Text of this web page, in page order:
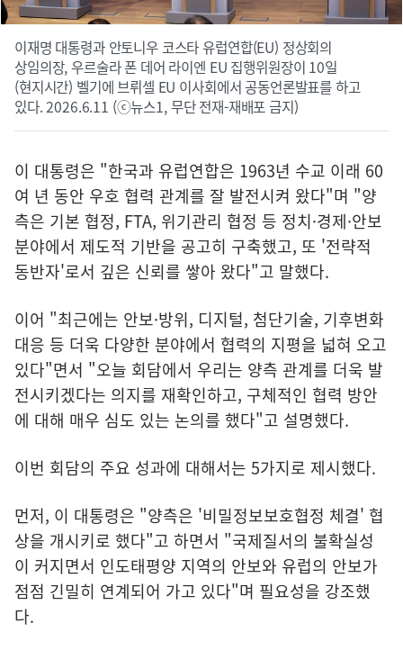
이재명 대통령과 안토니우 코스타 유럽연합(EU) 정상회의
상임의장, 우르술라 폰 데어 라이엔 EU 집행위원장이 10일
(현지시간) 벨기에 브뤼셀 EU 이사회에서 공동언론발표를 하고
있다. 2026.6.11 (ⓒ뉴스1, 무단 전재-재배포 금지)
이 대통령은 "한국과 유럽연합은 1963년 수교 이래 60
여 년 동안 우호 협력 관계를 잘 발전시켜 왔다"며 "양
측은 기본 협정, FTA, 위기관리 협정 등 정치·경제·안보
분야에서 제도적 기반을 공고히 구축했고, 또 '전략적
동반자'로서 깊은 신뢰를 쌓아 왔다"고 말했다.
이어 "최근에는 안보·방위, 디지털, 첨단기술, 기후변화
대응 등 더욱 다양한 분야에서 협력의 지평을 넓혀 오고
있다"면서 "오늘 회담에서 우리는 양측 관계를 더욱 발
전시키겠다는 의지를 재확인하고, 구체적인 협력 방안
에 대해 매우 심도 있는 논의를 했다"고 설명했다.
이번 회담의 주요 성과에 대해서는 5가지로 제시했다.
먼저, 이 대통령은 "양측은 '비밀정보보호협정 체결' 협
상을 개시키로 했다"고 하면서 "국제질서의 불확실성
이 커지면서 인도태평양 지역의 안보와 유럽의 안보가
점점 긴밀히 연계되어 가고 있다"며 필요성을 강조했
다.